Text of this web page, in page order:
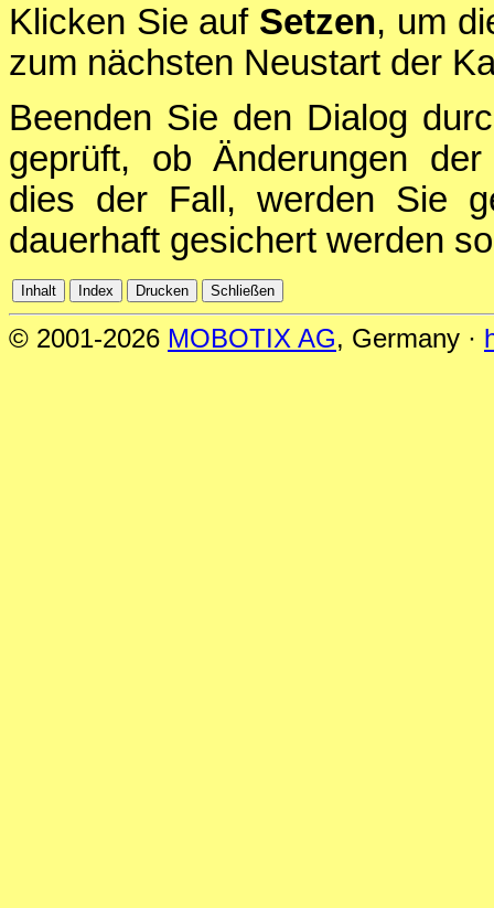
Klicken Sie auf Setzen, um
zum nächsten Neustart der
Beenden Sie den Dialog
geprüft, ob Änderungen
dies der Fall, werden Sie
dauerhaft gesichert werden
© 2001-2026 MOBOTIX AG, Germany ·